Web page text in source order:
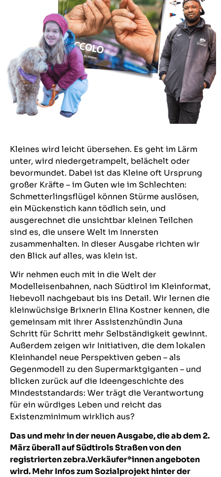
Kleines wird leicht übersehen. Es geht im Lärm
unter, wird niedergetrampelt, belächelt oder
bevormundet. Dabei ist das Kleine oft Ursprung
großer Kräfte – im Guten wie im Schlechten:
Schmetterlingsflügel können Stürme auslösen,
ein Mückenstich kann tödlich sein, und
ausgerechnet die unsichtbar kleinen Teilchen
sind es, die unsere Welt im Innersten
zusammenhalten. In dieser Ausgabe richten wir
den Blick auf alles, was klein ist.
Wir nehmen euch mit in die Welt der
Modelleisenbahnen, nach Südtirol im Kleinformat,
liebevoll nachgebaut bis ins Detail. Wir lernen die
kleinwüchsige Brixnerin Elina Kostner kennen, die
gemeinsam mit ihrer Assistenzhündin Juna
Schritt für Schritt mehr Selbständigkeit gewinnt.
Außerdem zeigen wir Initiativen, die dem lokalen
Kleinhandel neue Perspektiven geben – als
Gegenmodell zu den Supermarktgiganten – und
blicken zurück auf die Ideengeschichte des
Mindeststandards: Wer trägt die Verantwortung
für ein würdiges Leben und reicht das
Existenzminimum wirklich aus?
Das und mehr in der neuen Ausgabe, die ab dem 2.
März überall auf Südtirols Straßen von den
registrierten zebra.Verkäufer*innen angeboten
wird. Mehr Infos zum Sozialprojekt hinter der